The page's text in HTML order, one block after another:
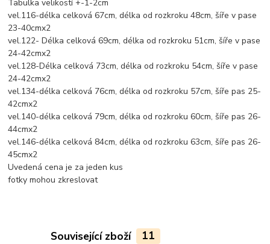
Tabulka velikostí +-1-2cm
vel.116-délka celková 67cm, délka od rozkroku 48cm, šíře v pase
23-40cmx2
vel.122- Délka celková 69cm, délka od rozkroku 51cm, šíře v pase
24-42cmx2
vel.128-Délka celková 73cm, délka od rozkroku 54cm, šíře v pase
24-42cmx2
vel.134-délka celková 76cm, délka od rozkroku 57cm, šíře pas 25-
42cmx2
vel.140-délka celková 79cm, délka od rozkroku 60cm, šíře pas 26-
44cmx2
vel.146-délka celková 84cm, délka od rozkroku 63cm, šíře pas 26-
45cmx2
Uvedená cena je za jeden kus
fotky mohou zkreslovat
Související zboží 11